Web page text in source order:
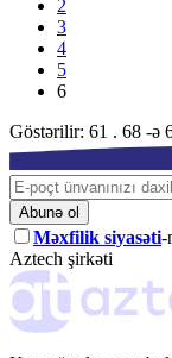
2
3
4
5
6
Göstərilir: 61 . 68 -ə
Abunə ol
Məxfilik siyasəti-
Aztech şirkəti